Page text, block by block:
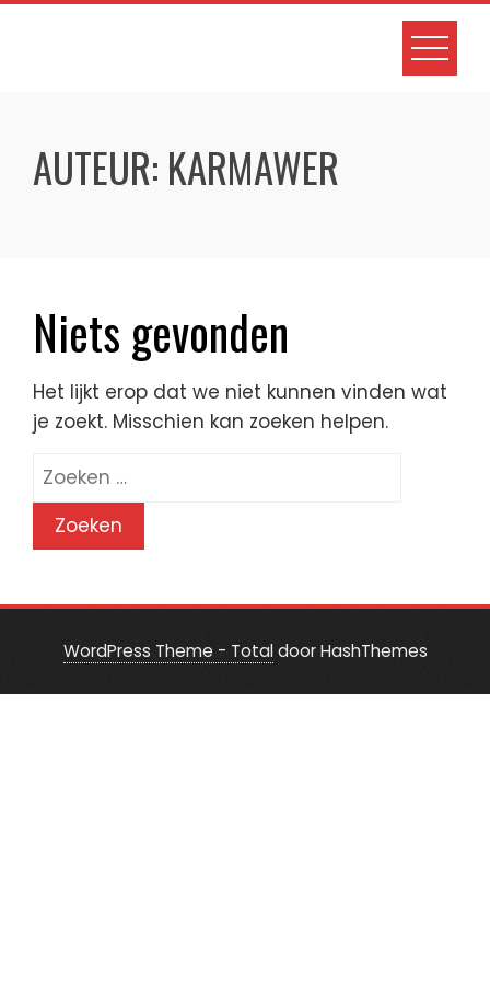
Skip
AUTEUR: KARMAWER
Niets gevonden
Het lijkt erop dat we niet kunnen vinden wat
je zoekt. Misschien kan zoeken helpen.
Zoeken
naar:
WordPress Theme - Totaldoor HashThemes